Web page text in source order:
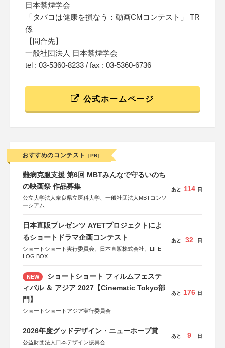
日本禁煙学会
「タバコは健康を損なう：動画CMコンテスト」 TR
係
【問合先】
一般社団法人 日本禁煙学会
tel : 03-5360-8233 / fax : 03-5360-6736
公式ホームページ
おすすめのコンテスト [PR]
難病克服支援 第6回 MBTみんなで守るいのち
の映画祭 作品募集
公立大学法人奈良県立医科大学、一般社団法人MBTコンソ
ーシアム
協力：読売新聞社
後援：厚生労働省
文部科学省
日本経済団体連合会
関西経済連合会
関西文化学術研究都市推進機構
東京難病団体連絡協議会
あと 114 日
日本直販プレゼンツ AYETプロジェクトによ
るショートドラマ企画コンテスト
ショートショート実行委員会、日本直販株式会社、LIFE
LOG BOX
あと 32 日
NEW
ショートショート フィルムフェステ
ィバル ＆ アジア 2027【Cinematic Tokyo部
門】
ショートショートアジア実行委員会
あと 176 日
2026年度グッドデザイン・ニューホープ賞
公益財団法人日本デザイン振興会
あと 9 日